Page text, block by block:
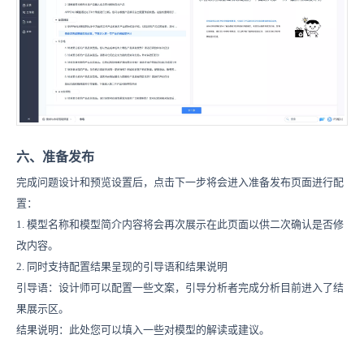
六、准备发布
完成问题设计和预览设置后，点击下一步将会进入准备发布页面进行配
置：
1. 模型名称和模型简介内容将会再次展示在此页面以供二次确认是否修
改内容。
2. 同时支持配置结果呈现的引导语和结果说明
引导语：设计师可以配置一些文案，引导分析者完成分析目前进入了结
果展示区。
结果说明：此处您可以填入一些对模型的解读或建议。